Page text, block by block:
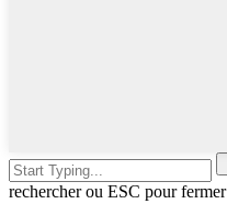
rechercher ou ESC pour fermer